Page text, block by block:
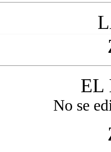
EL
No se